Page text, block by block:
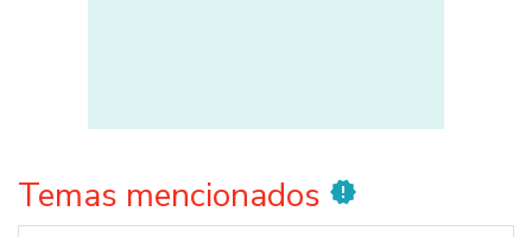
Temas mencionados new_releases